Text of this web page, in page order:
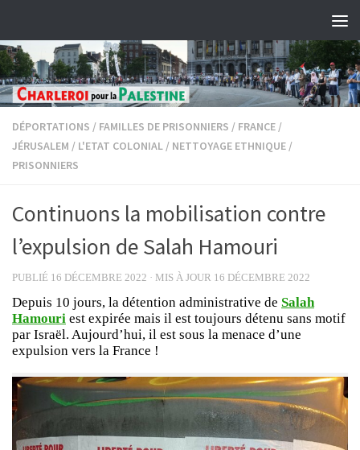
DÉPORTATIONS / FAMILLES DE PRISONNIERS / FRANCE /
JÉRUSALEM / L'ETAT COLONIAL / NETTOYAGE ETHNIQUE /
PRISONNIERS
Continuons la mobilisation contre
l’expulsion de Salah Hamouri
PUBLIÉ 16 DÉCEMBRE 2022 · MIS À JOUR 16 DÉCEMBRE 2022
Depuis 10 jours, la détention administrative de Salah
Hamouri est expirée mais il est toujours détenu sans motif
par Israël. Aujourd’hui, il est sous la menace d’une
expulsion vers la France !